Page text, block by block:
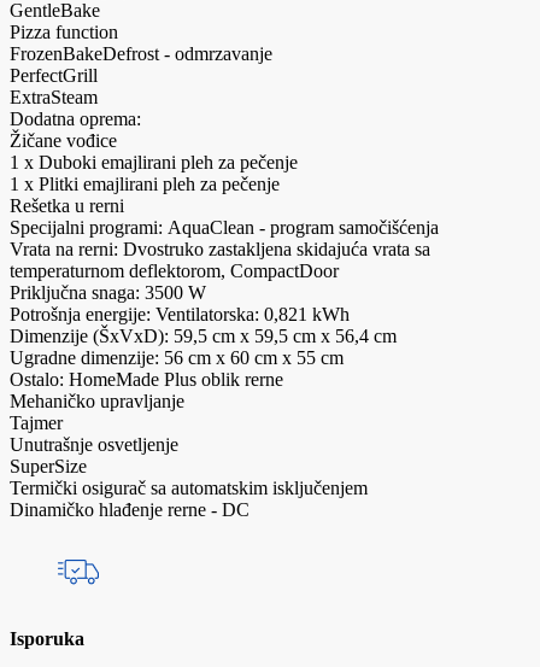
GentleBake
Pizza function
FrozenBakeDefrost - odmrzavanje
PerfectGrill
ExtraSteam
Dodatna oprema:
Žičane vođice
1 x Duboki emajlirani pleh za pečenje
1 x Plitki emajlirani pleh za pečenje
Rešetka u rerni
Specijalni programi: AquaClean - program samočišćenja
Vrata na rerni: Dvostruko zastakljena skidajuća vrata sa
temperaturnom deflektorom, CompactDoor
Priključna snaga: 3500 W
Potrošnja energije: Ventilatorska: 0,821 kWh
Dimenzije (ŠxVxD): 59,5 cm x 59,5 cm x 56,4 cm
Ugradne dimenzije: 56 cm x 60 cm x 55 cm
Ostalo: HomeMade Plus oblik rerne
Mehaničko upravljanje
Tajmer
Unutrašnje osvetljenje
SuperSize
Termički osigurač sa automatskim isključenjem
Dinamičko hlađenje rerne - DC
Isporuka